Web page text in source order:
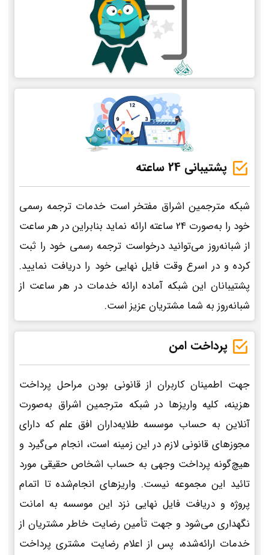
پشتیبانی 24 ساعته
شبکه مترجمین اشراق مفتخر است خدمات ترجمه رسمی
خود را به‌صورت 24 ساعته ارائه نماید بنابراین در هر ساعت
از شبانه‌روز می‌توانید درخواست ترجمه رسمی خود را ثبت
کرده و در اسرع وقت فایل نهایی خود را دریافت نمایید.
پشتیبانان این شبکه آماده ارائه خدمات در هر ساعت از
شبانه‌روز به شما مشتریان عزیز است.
پرداخت امن
جهت اطمینان کاربران از قانونی بودن مراحل پرداخت
هزینه، کلیه واریزها در شبکه مترجمین اشراق به‌صورت
آنلاین به حساب موسسه طلایه‌داران افق علم که دارای
مجوزهای قانونی لازم در این زمینه است، انجام می‌گیرد و
هیچ‌گونه پرداخت وجهی به حساب اشخاص حقیقی مورد
تائید این مجموعه نیست. واریزهای انجام‌شده تا اتمام
پروژه و دریافت فایل نهایی نزد این موسسه به امانت
نگهداری می‌شود و جهت تأمین رضایت خاطر مشتریان از
خدمات ارائه‌شده، پس از اعلام رضایت مشتری پرداخت